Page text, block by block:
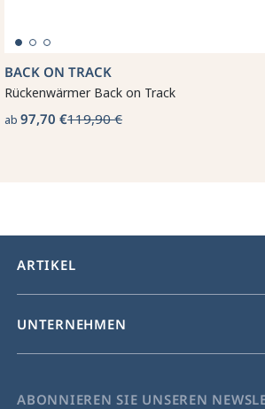
BACK ON TRACK
Rückenwärmer Back on Track
ab 97,70 €119,90 €
ARTIKEL
UNTERNEHMEN
ABONNIEREN SIE UNSEREN